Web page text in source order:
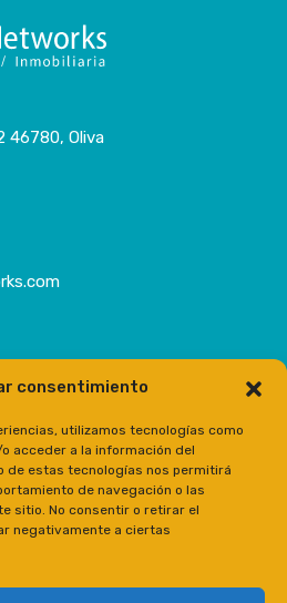
consentimiento
utilizamos tecnologías como
acceder a la información del
de estas tecnologías nos permitirá
de navegación o las
sitio. No consentir o retirar el
negativamente a ciertas
46780, Oliva